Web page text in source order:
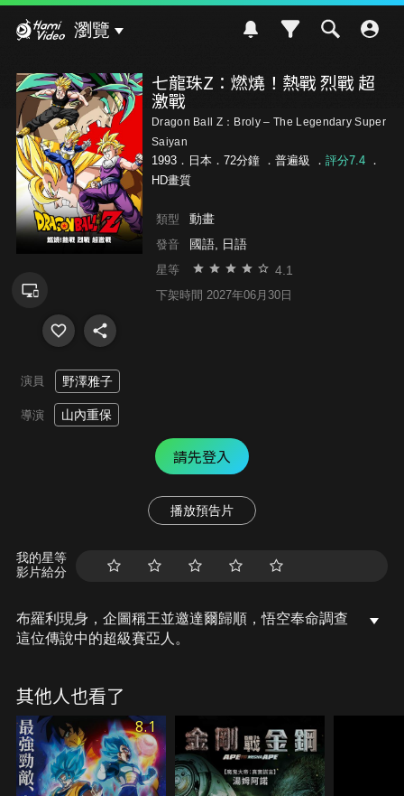
瀏覽
七龍珠Z：燃燒！熱戰 烈戰 超
激戰
Dragon Ball Z：Broly – The Legendary Super
Saiyan
1993．日本．72分鐘 ． 普遍級 ． 評分7.4．
HD畫質
類型 動畫
發音 國語, 日語
星等 4.1
下架時間 2027年06月30日
演員 野澤雅子
導演 山內重保
請先登入
播放預告片
我的星等
影片給分
布羅利現身，企圖稱王並邀達爾歸順，悟空奉命調查
這位傳說中的超級賽亞人。
其他人也看了
8.1